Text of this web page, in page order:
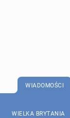
WIADOMOŚCI
WIELKA BRYTANIA